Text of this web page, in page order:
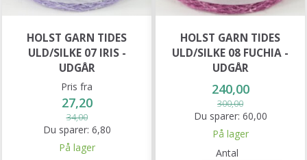
HOLST GARN TIDES
ULD/SILKE 07 IRIS -
UDGÅR
Pris fra
27,20
34,00
Du sparer: 6,80
På lager
HOLST GARN TIDES
ULD/SILKE 08 FUCHIA -
UDGÅR
240,00
300,00
Du sparer: 60,00
På lager
Antal